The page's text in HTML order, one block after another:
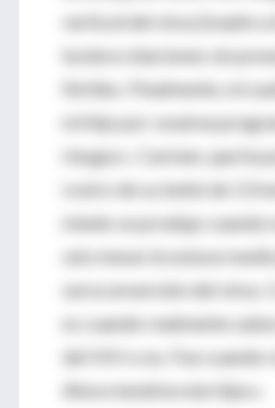
vertical del virus [madre
tuviera relaciones sin
fértiles. Finalmente, mi
mi hijo por cesárea
riesgos». Carmen, que
rostro de su bebé de 13
miedo se produjo cuando
seis meses le estuve
seroconversión del virus.
es cuando realmente
del VIH o no. Fue cuando
Ahora tendría más hijos».